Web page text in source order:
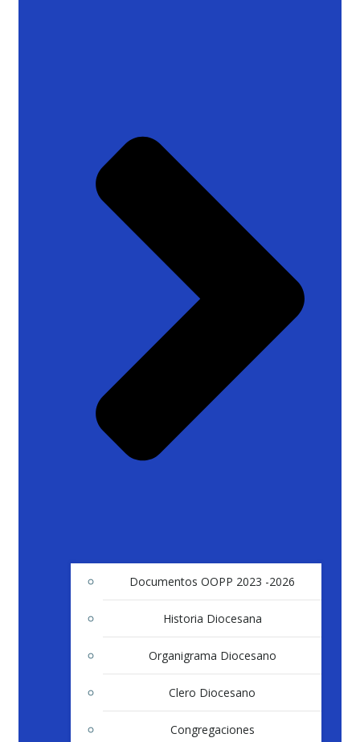
Documentos OOPP 2023 -2026
Historia Diocesana
Organigrama Diocesano
Clero Diocesano
Congregaciones